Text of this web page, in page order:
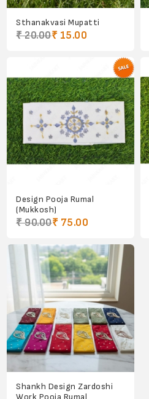
Sthanakvasi Mupatti
₹ 20.00₹ 15.00
Design Pooja Rumal
(Mukkosh)
₹ 90.00₹ 75.00
Shankh Design Zardoshi
Work Pooja Rumal